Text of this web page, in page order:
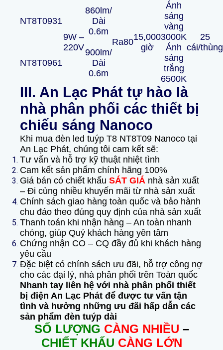
NT8T0931
9W –
220V
860lm/
Dài
0.6m
Ra8015,000
giờ
Ánh
sáng
vàng
3000K
25
cái/thùng
NT8T0961
900lm/
Dài
0.6m
Ánh
sáng
trắng
6500K
III. An Lạc Phát tự hào là
nhà phân phối các thiết bị
chiếu sáng Nanoco
Khi mua đèn led tuýp T8 NT8T09 Nanoco tại
An Lạc Phát, chúng tôi cam kết sẽ:
Tư vấn và hỗ trợ kỹ thuật nhiệt tình
Cam kết sản phẩm chính hãng 100%
Giá bán có chiết khấu SÁT GIÁ nhà sản xuất
– Đi cùng nhiều khuyến mãi từ nhà sản xuất
Chính sách giao hàng toàn quốc và bảo hành
chu đáo theo đúng quy định của nhà sản xuất
Thanh toán khi nhận hàng – An toàn nhanh
chóng, giúp Quý khách hàng yên tâm
Chứng nhận CO – CQ đầy đủ khi khách hàng
yêu cầu
Đặc biệt có chính sách ưu đãi, hỗ trợ công nợ
cho các đại lý, nhà phân phối trên Toàn quốc
Nhanh tay liên hệ với nhà phân phối thiết
bị điện An Lạc Phát để được tư vấn tận
tình và hưởng những ưu đãi hấp dẫn các
sản phẩm đèn tuýp dài
SỐ LƯỢNG CÀNG NHIỀU –
CHIẾT KHẤU CÀNG LỚN